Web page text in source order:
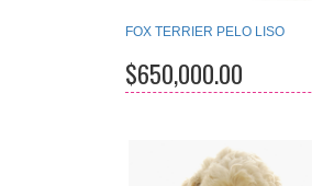
FOX TERRIER PELO LISO
$650,000.00